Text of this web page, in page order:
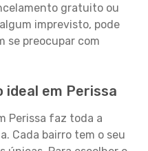
gratuito ou
imprevisto, pode
se preocupar com
ideal em Perissa
Perissa faz toda a
Cada bairro tem o seu